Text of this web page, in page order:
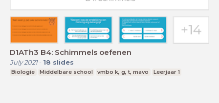
D1ATh3 B4: Schimmels oefenen
July 2021- 18 slides
Biologie Middelbare school vmbo k, g, t, mavo Leerjaar 1